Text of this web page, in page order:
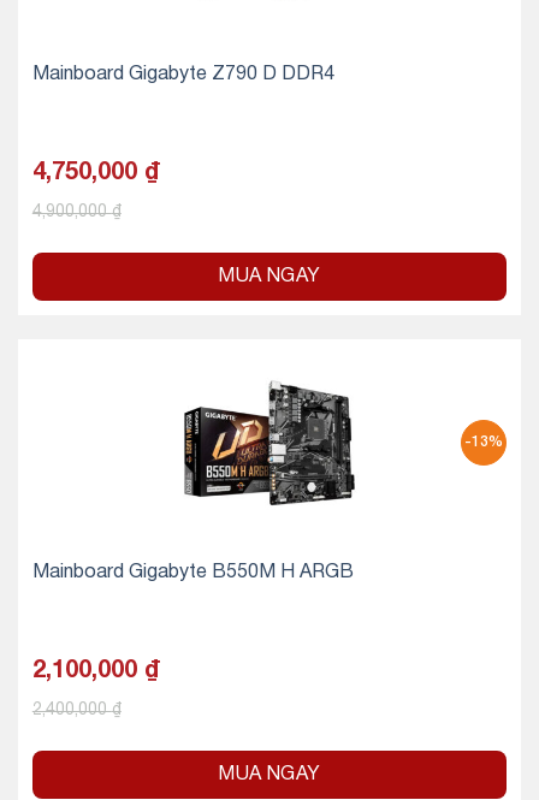
Mainboard Gigabyte Z790 D DDR4
4,750,000 ₫
4,900,000₫
MUA NGAY
-13%
Mainboard Gigabyte B550M H ARGB
2,100,000 ₫
2,400,000₫
MUA NGAY